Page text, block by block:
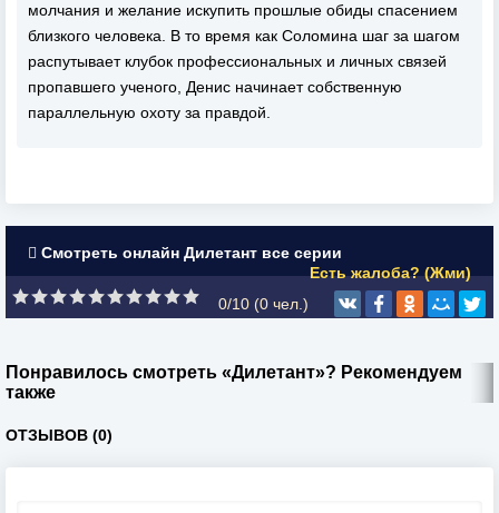
молчания и желание искупить прошлые обиды спасением
близкого человека. В то время как Соломина шаг за шагом
распутывает клубок профессиональных и личных связей
пропавшего ученого, Денис начинает собственную
параллельную охоту за правдой.
Смотреть онлайн Дилетант все серии
Есть жалоба? (Жми)
0/10 (0 чел.)
Понравилось смотреть «Дилетант»? Рекомендуем
также
ОТЗЫВОВ (0)